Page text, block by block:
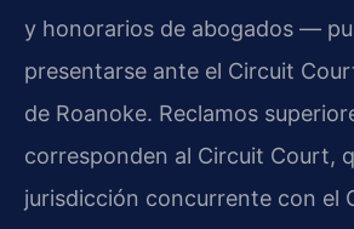
y honorarios de abogados —
presentarse ante el Circuit
de Roanoke. Reclamos
corresponden al Circuit Court,
jurisdicción concurrente con el